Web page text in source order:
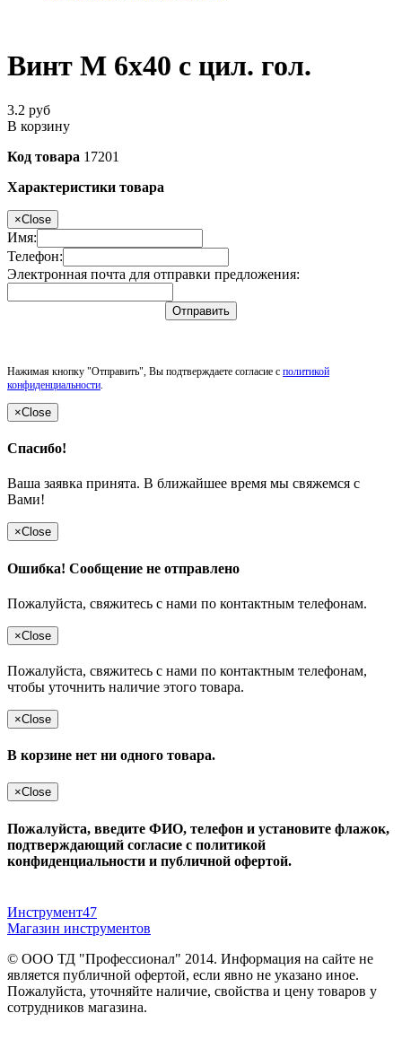
Винт М 6х40 с цил. гол.
3.2 руб
В корзину
Код товара 17201
Характеристики товара
×Close
Имя:
Телефон:
Электронная почта для отправки предложения:
Отправить
Нажимая кнопку "Отправить", Вы подтверждаете согласие с политикой
конфиденциальности.
×Close
Спасибо!
Ваша заявка принята. В ближайшее время мы свяжемся с
Вами!
×Close
Ошибка! Сообщение не отправлено
Пожалуйста, свяжитесь с нами по контактным телефонам.
×Close
Пожалуйста, свяжитесь с нами по контактным телефонам,
чтобы уточнить наличие этого товара.
×Close
В корзине нет ни одного товара.
×Close
Пожалуйста, введите ФИО, телефон и установите флажок,
подтверждающий согласие с политикой
конфиденциальности и публичной офертой.
Инструмент47
Магазин инструментов
© ООО ТД "Профессионал" 2014. Информация на сайте не
является публичной офертой, если явно не указано иное.
Пожалуйста, уточняйте наличие, свойства и цену товаров у
сотрудников магазина.